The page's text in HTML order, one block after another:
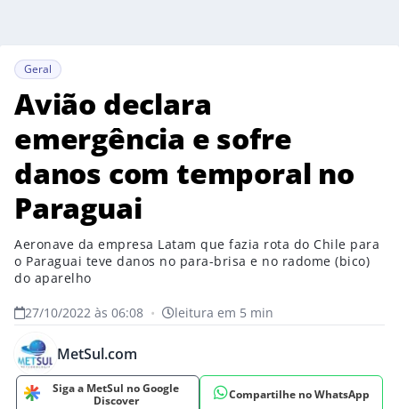
Geral
Avião declara
emergência e sofre
danos com temporal no
Paraguai
Aeronave da empresa Latam que fazia rota do Chile para
o Paraguai teve danos no para-brisa e no radome (bico)
do aparelho
27/10/2022 às 06:08 • leitura em 5 min
MetSul.com
Siga a MetSul no Google
Discover
Compartilhe no WhatsApp